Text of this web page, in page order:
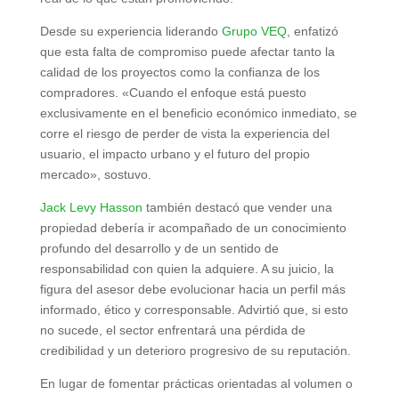
Desde su experiencia liderando Grupo VEQ, enfatizó
que esta falta de compromiso puede afectar tanto la
calidad de los proyectos como la confianza de los
compradores. «Cuando el enfoque está puesto
exclusivamente en el beneficio económico inmediato, se
corre el riesgo de perder de vista la experiencia del
usuario, el impacto urbano y el futuro del propio
mercado», sostuvo.
Jack Levy Hasson también destacó que vender una
propiedad debería ir acompañado de un conocimiento
profundo del desarrollo y de un sentido de
responsabilidad con quien la adquiere. A su juicio, la
figura del asesor debe evolucionar hacia un perfil más
informado, ético y corresponsable. Advirtió que, si esto
no sucede, el sector enfrentará una pérdida de
credibilidad y un deterioro progresivo de su reputación.
En lugar de fomentar prácticas orientadas al volumen o